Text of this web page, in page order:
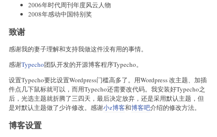
2006年时代周刊年度风云人物
2008年感动中国特别奖
致谢
感谢我的妻子理解和支持我做这件没有用的事情。
感谢Typecho团队开发的开源博客程序Typecho。
设置Typecho要比设置Wordpress门槛高多了。用Wordpress 改主题、加插
件点几下鼠标就可以，而用Typecho还需要改代码。我安装好Typecho之
后，光选主题就折腾了三四天，最后决定放弃，还是采用默认主题，但
是对默认主题做了少许修改。感谢小z博客和博客吧介绍的修改方法。
博客设置